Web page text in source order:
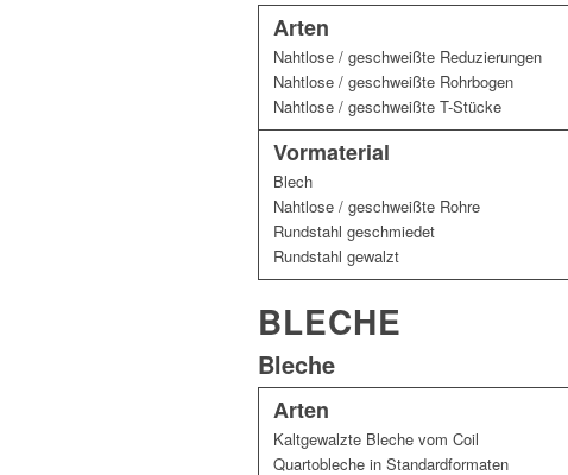
Arten
Nahtlose / geschweißte Reduzierungen
Nahtlose / geschweißte Rohrbogen
Nahtlose / geschweißte T-Stücke
Vormaterial
Blech
Nahtlose / geschweißte Rohre
Rundstahl geschmiedet
Rundstahl gewalzt
BLECHE
Bleche
Arten
Kaltgewalzte Bleche vom Coil
Quartobleche in Standardformaten